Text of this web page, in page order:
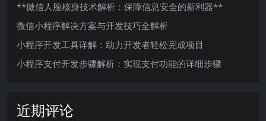
**微信人脸核身技术解析：保障信息安全的新利器**
微信小程序解决方案与开发技巧全解析
小程序开发工具详解：助力开发者轻松完成项目
小程序支付开发步骤解析：实现支付功能的详细步骤
近期评论